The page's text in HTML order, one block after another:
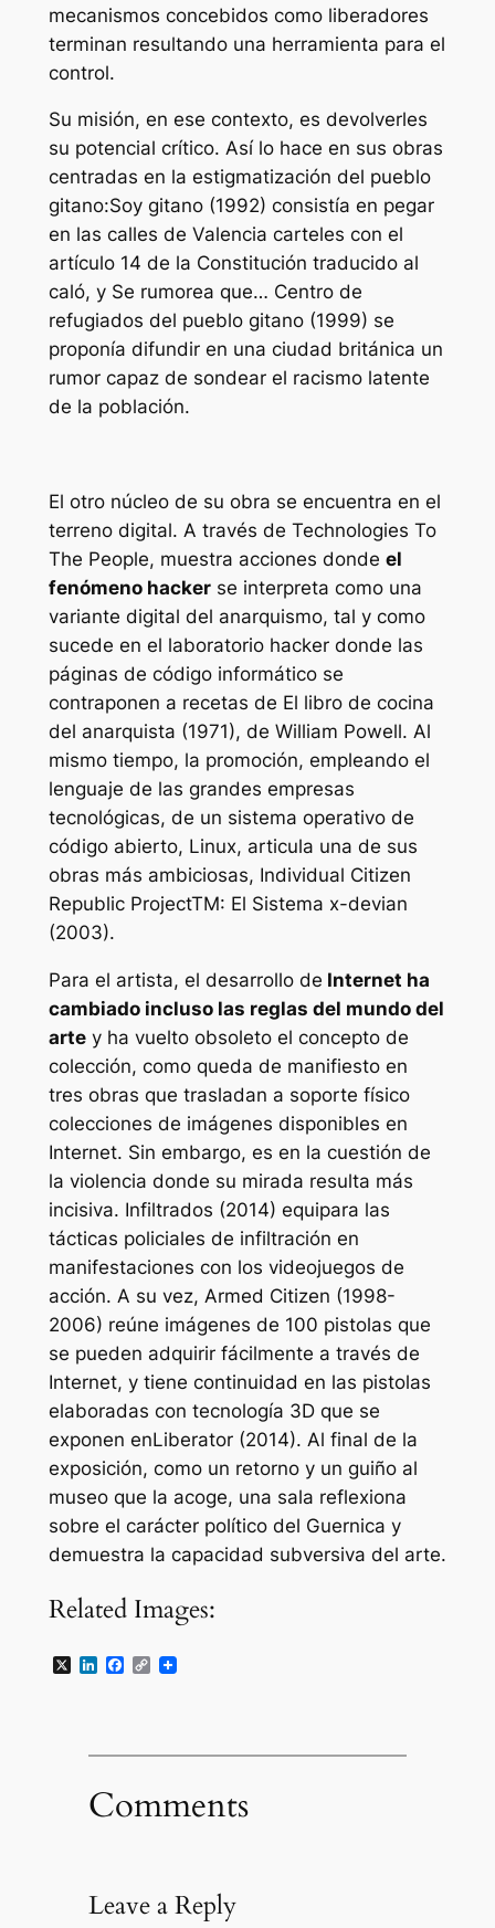
mecanismos concebidos como liberadores
terminan resultando una herramienta para el
control.
Su misión, en ese contexto, es devolverles
su potencial crítico. Así lo hace en sus obras
centradas en la estigmatización del pueblo
gitano:Soy gitano(1992) consistía en pegar
en las calles de Valencia carteles con el
artículo 14 de la Constitución traducido al
caló, y Se rumorea que… Centro de
refugiados del pueblo gitano(1999) se
proponía difundir en una ciudad británica un
rumor capaz de sondear el racismo latente
de la población.
El otro núcleo de su obra se encuentra en el
terreno digital. A través de Technologies To
The People, muestra acciones donde el
fenómeno hackerse interpreta como una
variante digital del anarquismo, tal y como
sucede en el laboratorio hackerdonde las
páginas de código informático se
contraponen a recetas de El libro de cocina
del anarquista (1971), de William Powell. Al
mismo tiempo, la promoción, empleando el
lenguaje de las grandes empresas
tecnológicas, de un sistema operativo de
código abierto, Linux, articula una de sus
obras más ambiciosas, Individual Citizen
Republic ProjectTM: El Sistema x-devian
(2003).
Para el artista, el desarrollo de Internet ha
cambiado incluso las reglas del mundo del
artey ha vuelto obsoleto el concepto de
colección, como queda de manifiesto en
tres obras que trasladan a soporte físico
colecciones de imágenes disponibles en
Internet. Sin embargo, es en la cuestión de
la violencia donde su mirada resulta más
incisiva. Infiltrados (2014) equipara las
tácticas policiales de infiltración en
manifestaciones con los videojuegos de
acción. A su vez, Armed Citizen (1998-
2006) reúne imágenes de 100 pistolas que
se pueden adquirir fácilmente a través de
Internet, y tiene continuidad en las pistolas
elaboradas con tecnología 3D que se
exponen enLiberator(2014). Al final de la
exposición, como un retorno y un guiño al
museo que la acoge, una sala reflexiona
sobre el carácter político del Guernica y
demuestra la capacidad subversiva del arte.
Related Images:
X LinkedIn
Facebook
Copy
Comments
Leave a Reply